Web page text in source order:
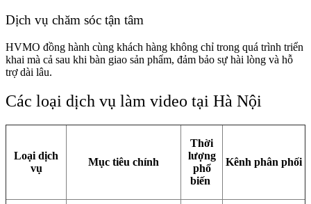
Dịch vụ chăm sóc tận tâm
HVMO đồng hành cùng khách hàng không chỉ trong quá trình triển
khai mà cả sau khi bàn giao sản phẩm, đảm bảo sự hài lòng và hỗ
trợ dài lâu.
Các loại dịch vụ làm video tại Hà Nội
Loại dịch
vụ
Mục tiêu chính
Thời
lượng
phổ
biến
Kênh phân phối